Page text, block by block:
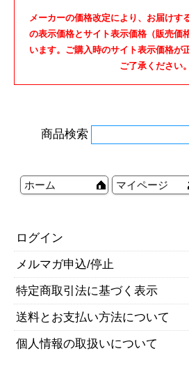
メーカーの価格改定により、お届けす
の表示価格とサイト表示価格（販売価
います。ご購入時のサイト表示価格が
ご了承ください。
商品検索
ホーム マイページ
ログイン
メルマガ申込/停止
特定商取引法に基づく表示
送料とお支払い方法について
個人情報の取扱いについて